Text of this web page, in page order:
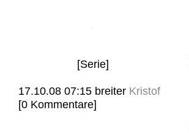
[Serie]
17.10.08 07:15 breiter Kristof
[0 Kommentare]